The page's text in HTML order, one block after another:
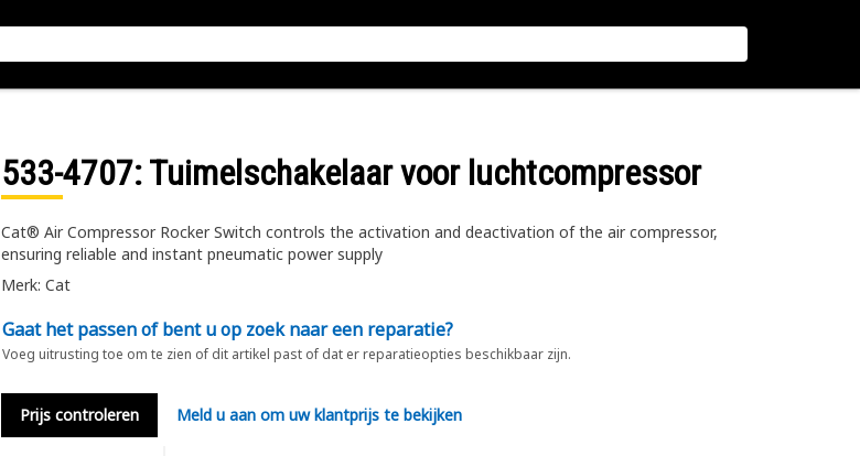
533-4707: Tuimelschakelaar voor luchtcompressor
Cat® Air Compressor Rocker Switch controls the activation and deactivation of the air compressor,
ensuring reliable and instant pneumatic power supply
Merk: Cat
Gaat het passen of bent u op zoek naar een reparatie?
Voeg uitrusting toe om te zien of dit artikel past of dat er reparatieopties beschikbaar zijn.
Prijs controleren Meld u aan om uw klantprijs te bekijken